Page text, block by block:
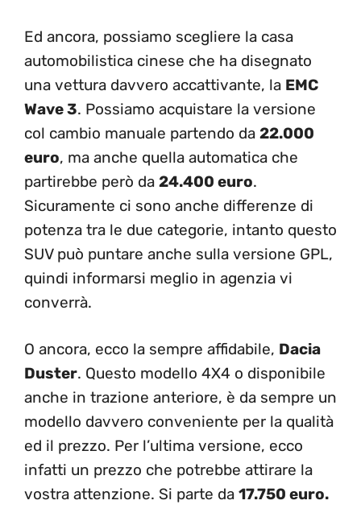
Ed ancora, possiamo scegliere la casa
automobilistica cinese che ha disegnato
una vettura davvero accattivante, la EMC
Wave 3. Possiamo acquistare la versione
col cambio manuale partendo da 22.000
euro, ma anche quella automatica che
partirebbe però da 24.400 euro.
Sicuramente ci sono anche differenze di
potenza tra le due categorie, intanto questo
SUV può puntare anche sulla versione GPL,
quindi informarsi meglio in agenzia vi
converrà.
O ancora, ecco la sempre affidabile, Dacia
Duster. Questo modello 4X4 o disponibile
anche in trazione anteriore, è da sempre un
modello davvero conveniente per la qualità
ed il prezzo. Per l’ultima versione, ecco
infatti un prezzo che potrebbe attirare la
vostra attenzione. Si parte da 17.750 euro.